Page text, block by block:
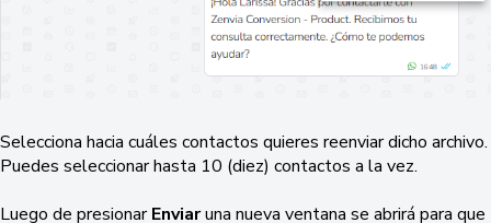
Selecciona hacia cuáles contactos quieres reenviar dicho archivo.
Puedes seleccionar hasta 10 (diez) contactos a la vez.
Luego de presionarEnviaruna nueva ventana se abrirá para que